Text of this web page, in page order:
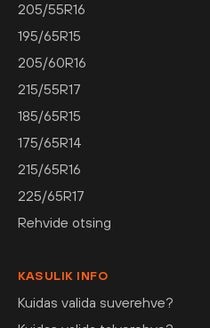
205/55R16
195/65R15
205/60R16
215/55R17
185/65R15
175/65R14
215/65R16
225/65R17
Rehvide otsing
KASULIK INFO
Kuidas valida suverehve?